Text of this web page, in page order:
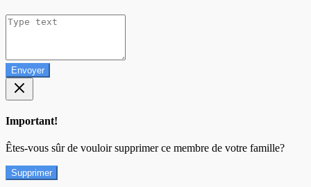
Envoyer
Important!
Êtes-vous sûr de vouloir supprimer ce membre de votre famille?
Supprimer